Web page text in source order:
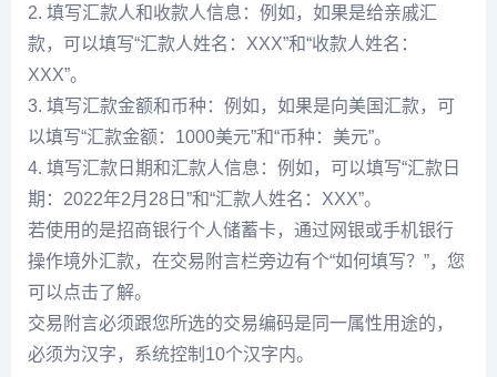
2. 填写汇款人和收款人信息：例如，如果是给亲戚汇
款，可以填写“汇款人姓名：XXX”和“收款人姓名：
XXX”。
3. 填写汇款金额和币种：例如，如果是向美国汇款，可
以填写“汇款金额：1000美元”和“币种：美元”。
4. 填写汇款日期和汇款人信息：例如，可以填写“汇款日
期：2022年2月28日”和“汇款人姓名：XXX”。
若使用的是招商银行个人储蓄卡，通过网银或手机银行
操作境外汇款，在交易附言栏旁边有个“如何填写？”，您
可以点击了解。
交易附言必须跟您所选的交易编码是同一属性用途的，
必须为汉字，系统控制10个汉字内。